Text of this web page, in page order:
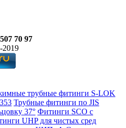
70 97
трубные фитинги S-LOK
Трубные фитинги по JIS
37° Фитинги SCO с
UHP для чистых сред